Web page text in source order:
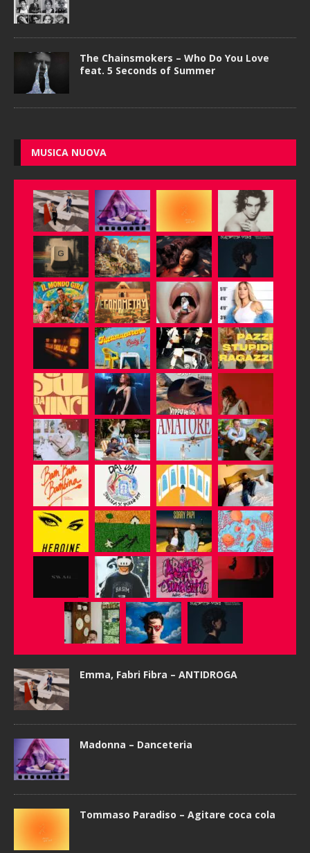
The Chainsmokers – Who Do You Love
feat. 5 Seconds of Summer
MUSICA NUOVA
Emma, Fabri Fibra – ANTIDROGA
Madonna – Danceteria
Tommaso Paradiso – Agitare coca cola